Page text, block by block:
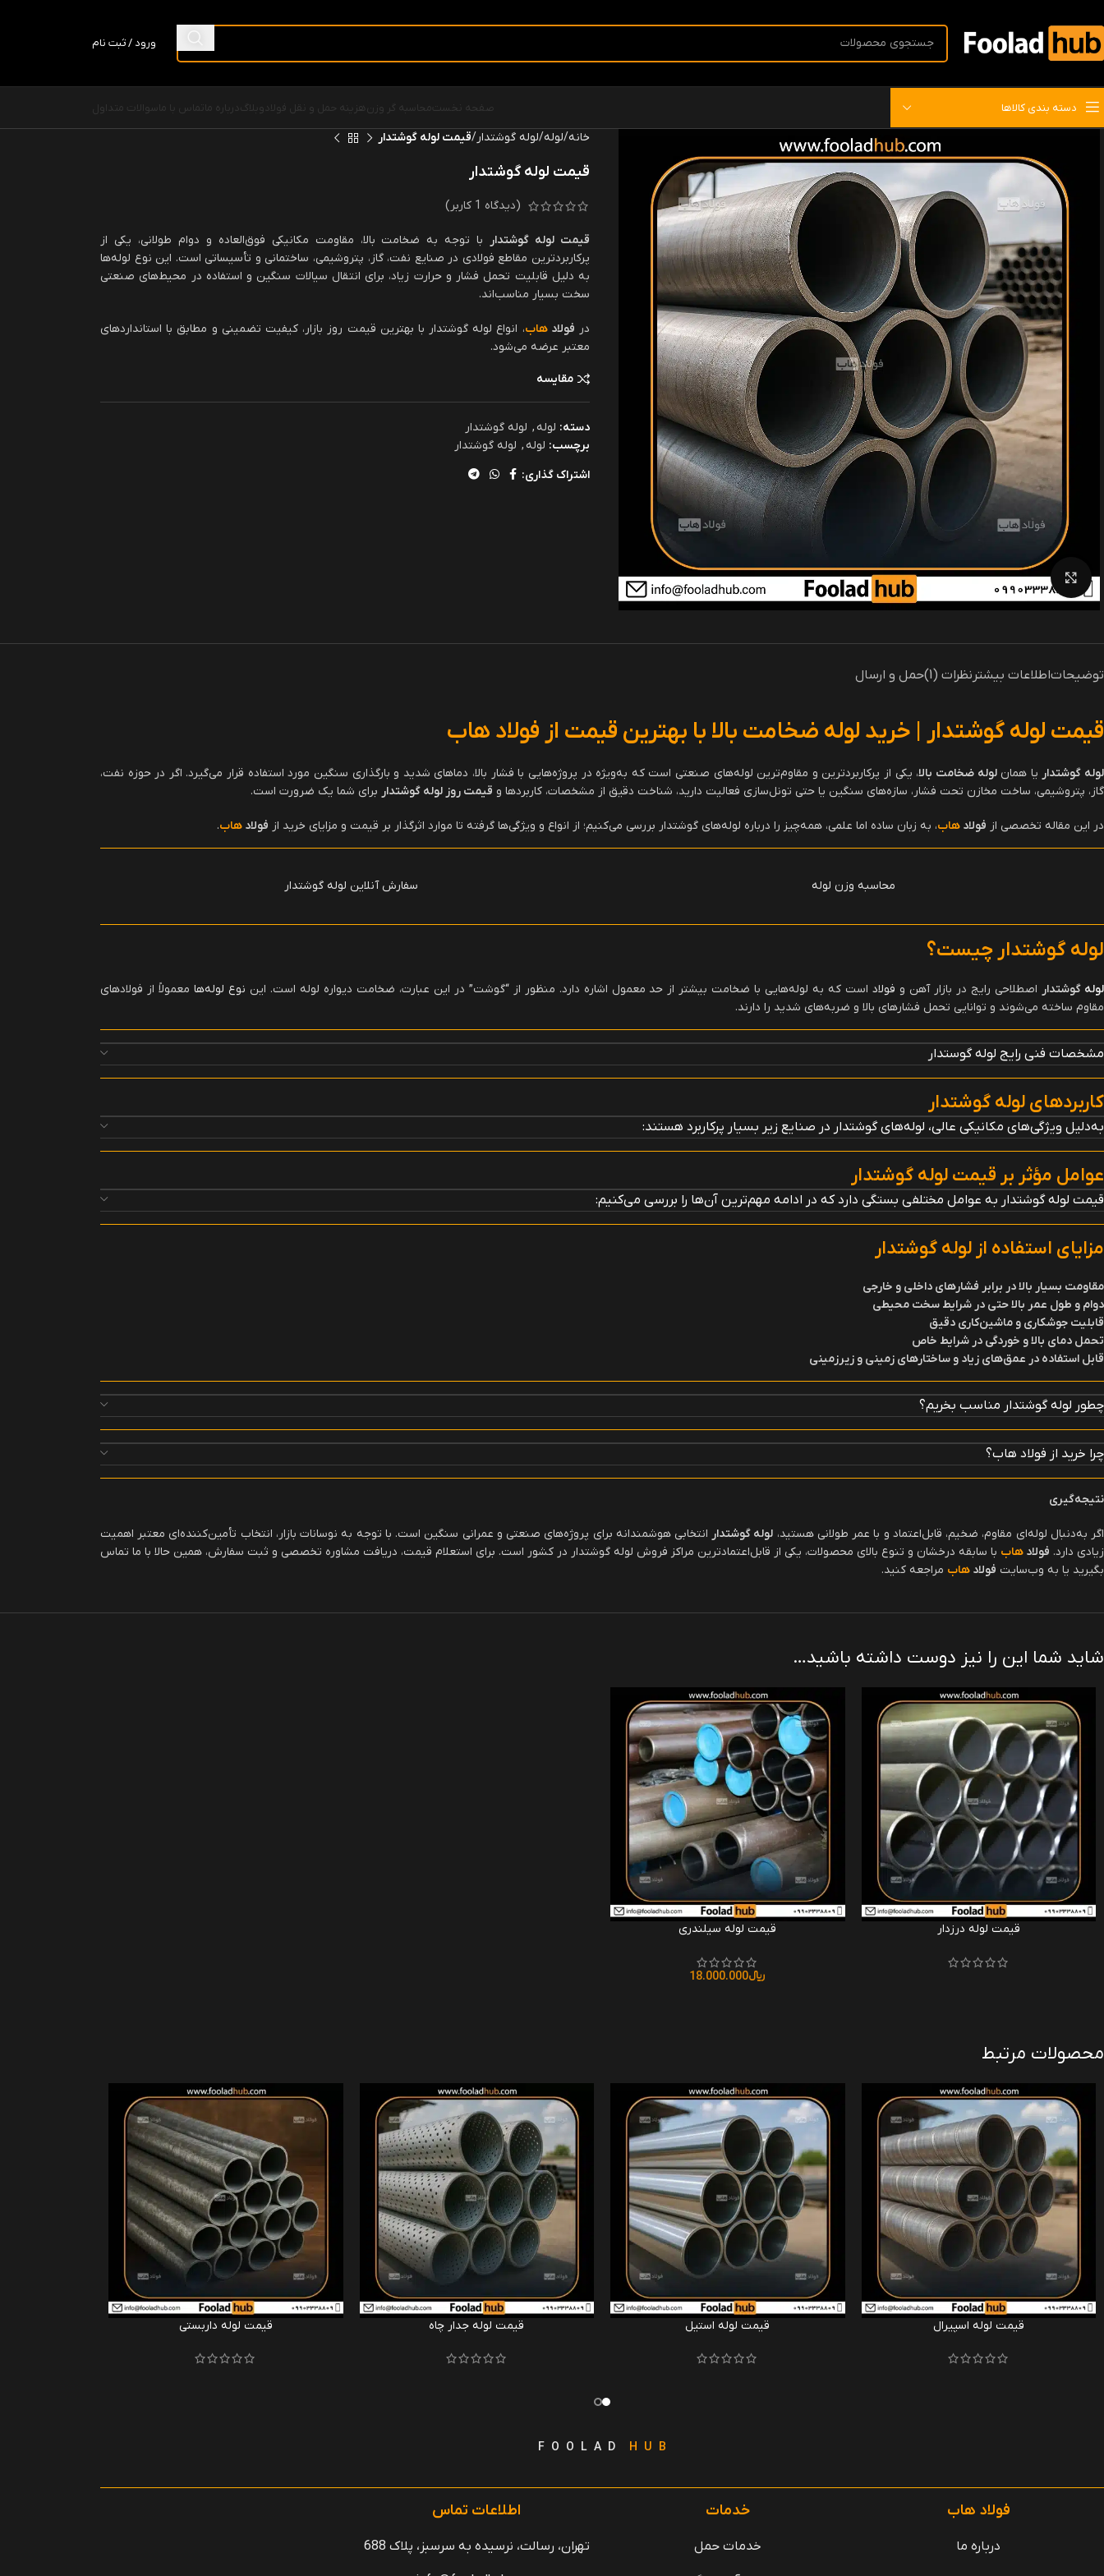
ورود / ثبت نام
دسته بندی کالاها صفحه نخست محاسبه گر وزن هزینه حمل و نقل فولاد وبلاگ درباره ما تماس با ما سوالات متداول
بزرگنمایی تصویر
خانه لوله لوله گوشتدار قیمت لوله گوشتدار
قیمت لوله گوشتدار
(دیدگاه 1 کاربر)
قیمت لوله گوشتدار
با توجه به ضخامت بالا، مقاومت مکانیکی فوق‌العاده و دوام طولانی، یکی از
پرکاربردترین مقاطع فولادی در صنایع نفت، گاز، پتروشیمی، ساختمانی و تأسیساتی است. این نوع لوله‌ها
به دلیل قابلیت تحمل فشار و حرارت زیاد، برای انتقال سیالات سنگین و استفاده در محیط‌های صنعتی
سخت بسیار مناسب‌اند.
در فولادهاب، انواع لوله گوشتدار با بهترین قیمت روز بازار، کیفیت تضمینی و مطابق با استانداردهای
معتبر عرضه می‌شود.
مقایسه
دسته: لوله , لوله گوشتدار
برچسب: لوله , لوله گوشتدار
اشتراک گذاری:
توضیحاتاطلاعات بیشتر نظرات (1) حمل و ارسال
قیمت لوله گوشتدار | خرید لوله ضخامت بالا با بهترین قیمت از فولاد هاب
لوله گوشتدار یا همانلوله ضخامت بالا، یکی از پرکاربردترین و مقاوم‌ترین لوله‌های صنعتی است که به‌ویژه در پروژه‌هایی با فشار بالا، دماهای شدید و بارگذاری سنگین مورد استفاده قرار می‌گیرد. اگر در حوزه نفت،
گاز، پتروشیمی، ساخت مخازن تحت فشار، سازه‌های سنگین یا حتی تونل‌سازی فعالیت دارید، شناخت دقیق از مشخصات، کاربردها و قیمت روز لوله گوشتدار برای شما یک ضرورت است.
در این مقاله تخصصی از فولاد هاب، به زبان ساده اما علمی، همه‌چیز را درباره لوله‌های گوشتدار بررسی می‌کنیم؛ از انواع و ویژگی‌ها گرفته تا موارد اثرگذار بر قیمت و مزایای خرید از فولاد هاب.
محاسبه وزن لوله سفارش آنلاین لوله گوشتدار
لوله گوشتدار چیست؟
لوله گوشتدار اصطلاحی رایج در بازار آهن و فولاداست که به لوله‌هایی با ضخامت بیشتر از حد معمول اشاره دارد. منظور از “گوشت” در این عبارت، ضخامت دیواره لوله است. این نوع لوله‌ها معمولاً از فولادهای
مقاوم ساخته می‌شوند و توانایی تحمل فشارهای بالا و ضربه‌های شدید را دارند.
مشخصات فنی رایج لوله گوستدار
کاربردهای لوله گوشتدار
به‌دلیل ویژگی‌های مکانیکی عالی، لوله‌های گوشتدار در صنایع زیر بسیار پرکاربرد هستند:
عوامل مؤثر بر قیمت لوله گوشتدار
قیمت لوله گوشتدار به عوامل مختلفی بستگی دارد که در ادامه مهم‌ترین آن‌ها را بررسی می‌کنیم:
مزایای استفاده از لوله گوشتدار
مقاومت بسیار بالا در برابر فشارهای داخلی و خارجی
دوام و طول عمر بالا حتی در شرایط سخت محیطی
قابلیت جوشکاری و ماشین‌کاری دقیق
تحمل دمای بالا و خوردگی در شرایط خاص
قابل استفاده در عمق‌های زیاد و ساختارهای زمینی و زیرزمینی
چطور لوله گوشتدار مناسب بخریم؟
چرا خرید از فولاد هاب؟
نتیجه‌گیری
اگر به‌دنبال لوله‌ای مقاوم، ضخیم، قابل‌اعتماد و با عمر طولانی هستید، لوله گوشتدار انتخابی هوشمندانه برای پروژه‌های صنعتی و عمرانی سنگین است. با توجه به نوسانات بازار، انتخاب تأمین‌کننده‌ای معتبر اهمیت
زیادی دارد. فولاد هاب با سابقه درخشان و تنوع بالای محصولات، یکی از قابل‌اعتمادترین مراکز فروش لوله گوشتدار در کشور است. برای استعلام قیمت، دریافت مشاوره تخصصی و ثبت سفارش، همین حالا با ما تماس
بگیرید یا به وب‌سایت فولاد هاب مراجعه کنید.
شاید شما این را نیز دوست داشته باشید…
قیمت لوله درزدار قیمت لوله سیلندری
﷼18.000.000
محصولات مرتبط
قیمت لوله اسپیرال قیمت لوله استیل قیمت لوله جدار چاه قیمت لوله داربستی
F O O L A D H U B
فولاد هاب
درباره ما
خدمات
خدمات حمل
اطلاعات تماس
تهران، رسالت، نرسیده به سرسبز، پلاک 688